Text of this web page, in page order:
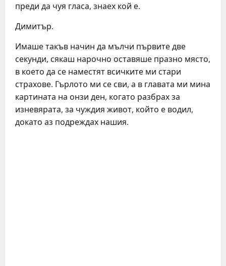
преди да чуя гласа, знаех кой е.
Димитър.
Имаше такъв начин да мълчи първите две
секунди, сякаш нарочно оставяше празно място,
в което да се наместят всичките ми стари
страхове. Гърлото ми се сви, а в главата ми мина
картината на онзи ден, когато разбрах за
изневярата, за чуждия живот, който е водил,
докато аз подреждах нашия.